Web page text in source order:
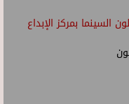
بمركز الإبداع